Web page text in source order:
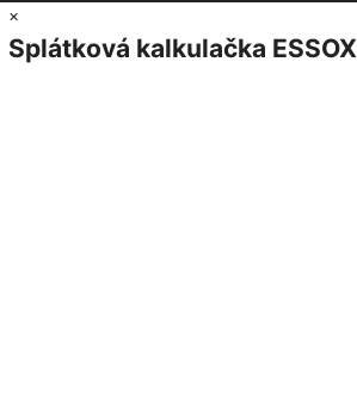
×
Splátková kalkulačka ESSOX